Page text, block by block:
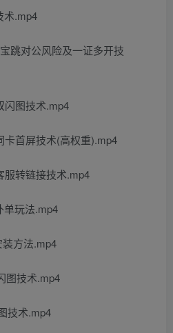
术.mp4
跳对公风险及一证多开技
闪图技术.mp4
卡首屏技术(高权重).mp4
服转链接技术.mp4
单玩法.mp4
方法.mp4
图技术.mp4
技术.mp4